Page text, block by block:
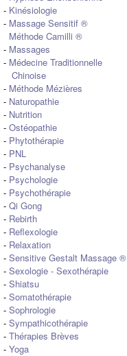
- Kinésiologie
- Massage Sensitif ®
Méthode Camilli ®
- Massages
- Médecine Traditionnelle
Chinoise
- Méthode Mézières
- Naturopathie
- Nutrition
- Ostéopathie
- Phytothérapie
- PNL
- Psychanalyse
- Psychologie
- Psychothérapie
- Qi Gong
- Rebirth
- Reflexologie
- Relaxation
- Sensitive Gestalt Massage ®
- Sexologie - Sexothérapie
- Shiatsu
- Somatothérapie
- Sophrologie
- Sympathicothérapie
- Thérapies Brèves
- Yoga